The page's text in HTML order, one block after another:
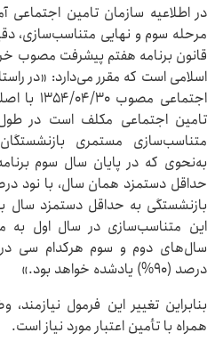
در اطلاعیه سازمان تامین
اجتماعی
تامین اجتماعی مکلف است در
متناسب‌سازی مستمری
به‌نحوی که در پایان سال سوم
بازنشستگی به حداقل دستمزد سال
درصد (۹۰%) یادشده خواهد بود.»
بنابراین تغییر این فرمول
همراه با تأمین اعتبار مورد نیاز است.